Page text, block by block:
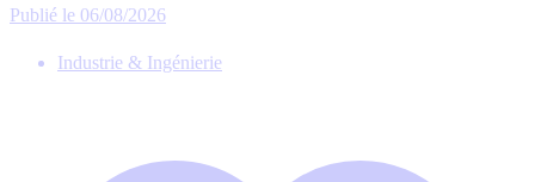
Publié le 06/08/2026
Industrie & Ingénierie